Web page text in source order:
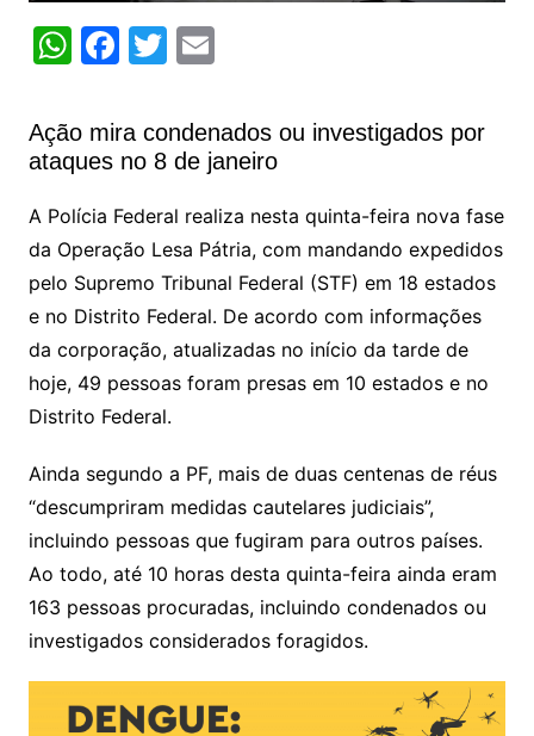
W
at
s
A
p
p
F
c
e
b
o
o
k
T
itt
er
E
ai
l
Ação mira condenados ou investigados por
ataques no 8 de janeiro
A Polícia Federal realiza nesta quinta-feira nova fase
da Operação Lesa Pátria, com mandando expedidos
pelo Supremo Tribunal Federal (STF) em 18 estados
e no Distrito Federal. De acordo com informações
da corporação, atualizadas no início da tarde de
hoje, 49 pessoas foram presas em 10 estados e no
Distrito Federal.
Ainda segundo a PF, mais de duas centenas de réus
“descumpriram medidas cautelares judiciais”,
incluindo pessoas que fugiram para outros países.
Ao todo, até 10 horas desta quinta-feira ainda eram
163 pessoas procuradas, incluindo condenados ou
investigados considerados foragidos.